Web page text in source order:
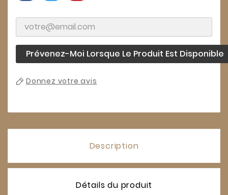
Prévenez-Moi Lorsque Le Produit Est Disponible
Donnez votre avis
Description
Détails du produit